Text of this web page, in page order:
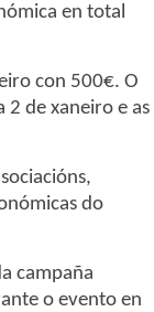
en total
con 500€. O
2 de xaneiro e as
do
campaña
o evento en